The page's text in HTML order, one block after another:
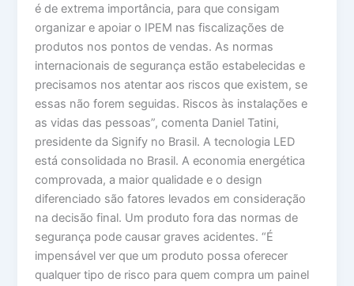
é de extrema importância, para que consigam
organizar e apoiar o IPEM nas fiscalizações de
produtos nos pontos de vendas. As normas
internacionais de segurança estão estabelecidas e
precisamos nos atentar aos riscos que existem, se
essas não forem seguidas. Riscos às instalações e
as vidas das pessoas”, comenta Daniel Tatini,
presidente da Signify no Brasil. A tecnologia LED
está consolidada no Brasil. A economia energética
comprovada, a maior qualidade e o design
diferenciado são fatores levados em consideração
na decisão final. Um produto fora das normas de
segurança pode causar graves acidentes. “É
impensável ver que um produto possa oferecer
qualquer tipo de risco para quem compra um painel